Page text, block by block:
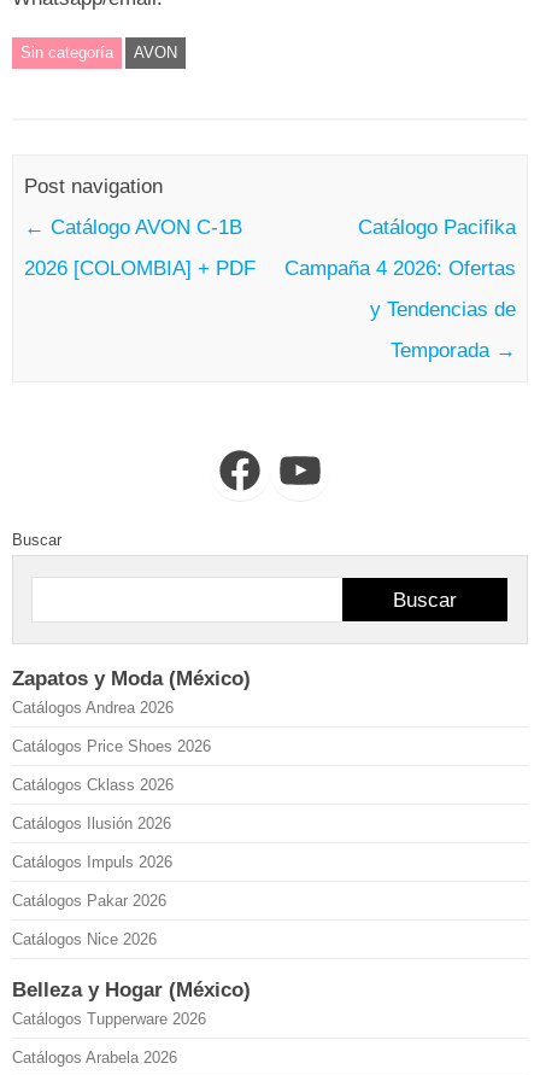
Sin categoría AVON
Post navigation
← Catálogo AVON C-1B
2026 [COLOMBIA] + PDF
Catálogo Pacifika
Campaña 4 2026: Ofertas
y Tendencias de
Temporada →
FacebookYouTube
Buscar
Buscar
Zapatos y Moda (México)
Catálogos Andrea 2026
Catálogos Price Shoes 2026
Catálogos Cklass 2026
Catálogos Ilusión 2026
Catálogos Impuls 2026
Catálogos Pakar 2026
Catálogos Nice 2026
Belleza y Hogar (México)
Catálogos Tupperware 2026
Catálogos Arabela 2026